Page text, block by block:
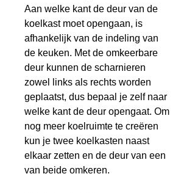
Aan welke kant de deur van de
koelkast moet opengaan, is
afhankelijk van de indeling van
de keuken. Met de omkeerbare
deur kunnen de scharnieren
zowel links als rechts worden
geplaatst, dus bepaal je zelf naar
welke kant de deur opengaat. Om
nog meer koelruimte te creëren
kun je twee koelkasten naast
elkaar zetten en de deur van een
van beide omkeren.